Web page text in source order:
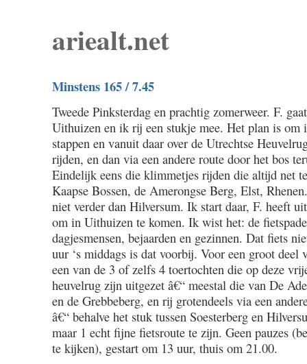
ariealt.net
Minstens 165 / 7.45
Tweede Pinksterdag en prachtig zomerweer. F.
Uithuizen en ik rij een stukje mee. Het plan is om
stappen en vanuit daar over de Utrechtse
rijden, en dan via een andere route door het bos
Eindelijk eens die klimmetjes rijden die altijd net
Kaapse Bossen, de Amerongse Berg, Elst,
niet verder dan Hilversum. Ik start daar, F. heeft
om in Uithuizen te komen. Ik wist het: de
dagjesmensen, bejaarden en gezinnen. Dat fiets
uur ‘s middags is dat voorbij. Voor een groot
een van de 3 of zelfs 4 toertochten die op deze
heuvelrug zijn uitgezet â€“ meestal die van De
en de Grebbeberg, en rij grotendeels via een
â€“ behalve het stuk tussen Soesterberg en
maar 1 echt fijne fietsroute te zijn. Geen pauzes
te kijken), gestart om 13 uur, thuis om 21.00.